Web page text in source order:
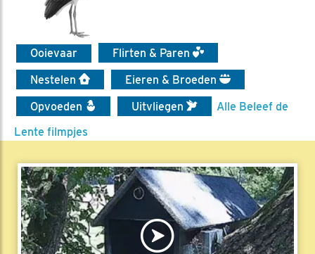
Ooievaar
Flirten & Paren
Nestelen
Eieren & Broeden
Opvoeden
Uitvliegen
Alle Beleef de
Lente filmpjes